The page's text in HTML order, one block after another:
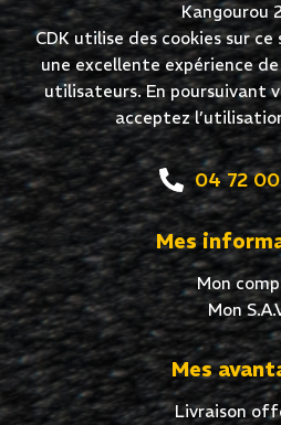
Kangourou
CDK utilise des cookies sur
une excellente expérience
utilisateurs. En poursuivant
acceptez
04 72
Mes
Mon
Mon
Mes
Livraison